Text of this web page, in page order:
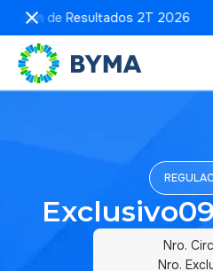
de Resultados 2T 2026
Nro.
Nro.